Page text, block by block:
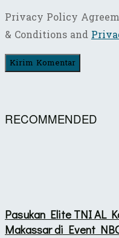
Privacy Policy
& Conditions and
RECOMMENDED
Pasukan Elite TNI AL
Makassar di Event